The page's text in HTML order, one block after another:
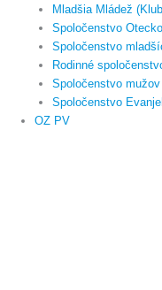
Mladšia Mládež
Spoločenstvo
Spoločenstvo
Rodinné
Spoločenstvo mužov
Spoločenstvo
OZ PV